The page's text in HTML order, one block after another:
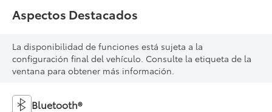
Aspectos Destacados
La disponibilidad de funciones está sujeta a la
configuración final del vehículo. Consulte la etiqueta de la
ventana para obtener más información.
Bluetooth®